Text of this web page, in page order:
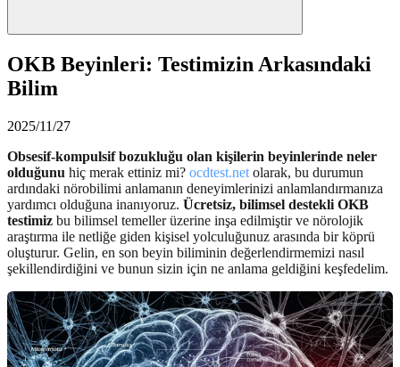
OKB Beyinleri: Testimizin Arkasındaki
Bilim
2025/11/27
Obsesif-kompulsif bozukluğu olan kişilerin beyinlerinde neler
olduğunu hiç merak ettiniz mi? ocdtest.net olarak, bu durumun
ardındaki nörobilimi anlamanın deneyimlerinizi anlamlandırmanıza
yardımcı olduğuna inanıyoruz. Ücretsiz, bilimsel destekli OKB
testimiz bu bilimsel temeller üzerine inşa edilmiştir ve nörolojik
araştırma ile netliğe giden kişisel yolculuğunuz arasında bir köprü
oluşturur. Gelin, en son beyin biliminin değerlendirmemizi nasıl
şekillendirdiğini ve bunun sizin için ne anlama geldiğini keşfedelim.